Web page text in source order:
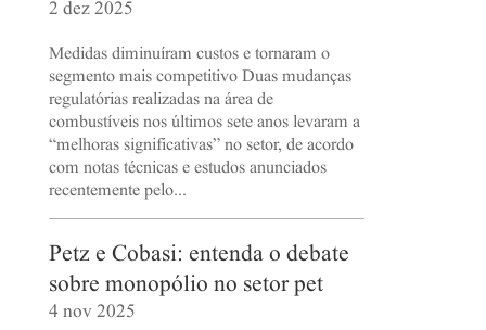
2 dez 2025
Medidas diminuíram custos e tornaram o
segmento mais competitivo Duas mudanças
regulatórias realizadas na área de
combustíveis nos últimos sete anos levaram a
“melhoras significativas” no setor, de acordo
com notas técnicas e estudos anunciados
recentemente pelo...
Petz e Cobasi: entenda o debate
sobre monopólio no setor pet
4 nov 2025